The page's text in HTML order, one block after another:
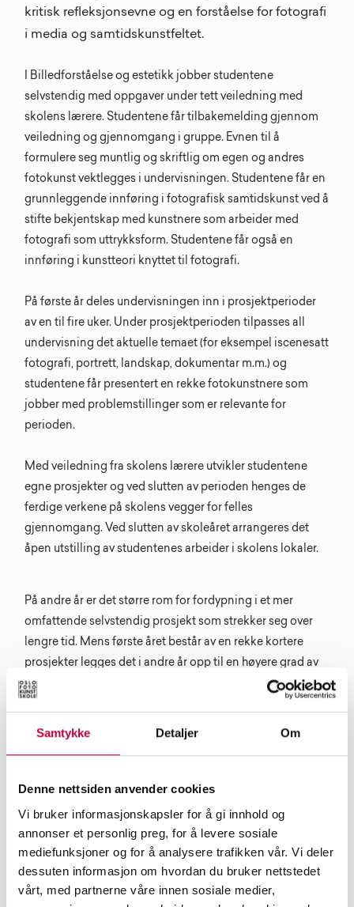
Samtykke Detaljer Om
Denne nettsiden anvender cookies
Vi bruker informasjonskapsler for å gi innhold og
annonser et personlig preg, for å levere sosiale
mediefunksjoner og for å analysere trafikken vår. Vi deler
dessuten informasjon om hvordan du bruker nettstedet
vårt, med partnerne våre innen sosiale medier,
kritisk refleksjonsevne og en forståelse for fotografi
i media og samtidskunstfeltet.
I Billedforståelse og estetikk jobber studentene
selvstendig med oppgaver under tett veiledning med
skolens lærere. Studentene får tilbakemelding gjennom
veiledning og gjennomgang i gruppe. Evnen til å
formulere seg muntlig og skriftlig om egen og andres
fotokunst vektlegges i undervisningen. Studentene får en
grunnleggende innføring i fotografisk samtidskunst ved å
stifte bekjentskap med kunstnere som arbeider med
fotografi som uttrykksform. Studentene får også en
innføring i kunstteori knyttet til fotografi.
På første år deles undervisningen inn i prosjektperioder
av en til fire uker. Under prosjektperioden tilpasses all
undervisning det aktuelle temaet (for eksempel iscenesatt
fotografi, portrett, landskap, dokumentar m.m.) og
studentene får presentert en rekke fotokunstnere som
jobber med problemstillinger som er relevante for
perioden.
Med veiledning fra skolens lærere utvikler studentene
egne prosjekter og ved slutten av perioden henges de
ferdige verkene på skolens vegger for felles
gjennomgang. Ved slutten av skoleåret arrangeres det
åpen utstilling av studentenes arbeider i skolens lokaler.
På andre år er det større rom for fordypning i et mer
omfattende selvstendig prosjekt som strekker seg over
lengre tid. Mens første året består av en rekke kortere
prosjekter legges det i andre år opp til en høyere grad av
selvstendig arbeid og prosjektutvikling. I andre år jobber
Undervisningsformene i Billedforståelse og estetikk er
forelesninger, veiledning, gjennomgang i gruppe,
galleribesøk og skrivekurs for prosjektbeskrivelse.
Studentene reiser på studietur til utlandet som del av
undervisningen.